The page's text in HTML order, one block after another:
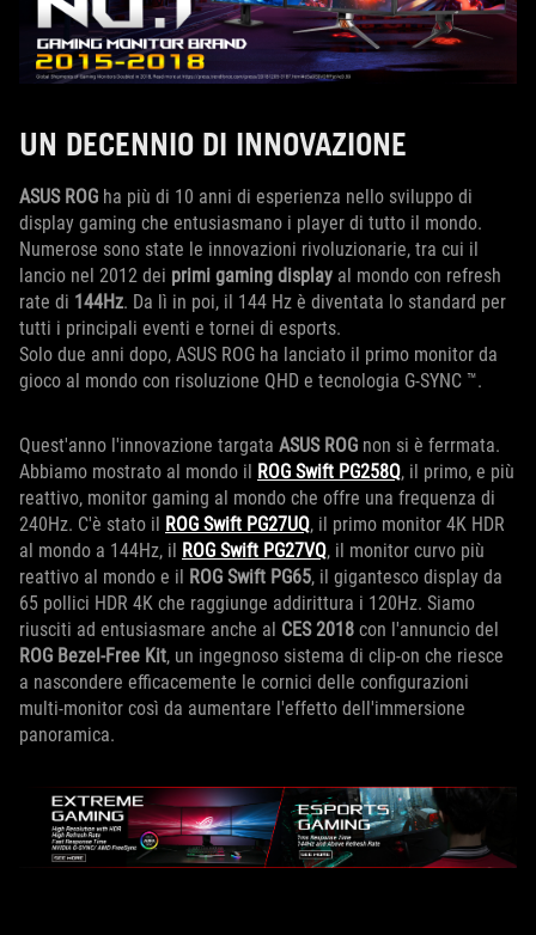
UN DECENNIO DI INNOVAZIONE
ASUS ROG ha più di 10 anni di esperienza nello sviluppo di
display gaming che entusiasmano i player di tutto il mondo.
Numerose sono state le innovazioni rivoluzionarie, tra cui il
lancio nel 2012 dei primi gaming display al mondo con refresh
rate di 144Hz. Da lì in poi, il 144 Hz è diventata lo standard per
tutti i principali eventi e tornei di esports.
Solo due anni dopo, ASUS ROG ha lanciato il primo monitor da
gioco al mondo con risoluzione QHD e tecnologia G-SYNC ™.
Quest'anno l'innovazione targata ASUS ROG non si è ferrmata.
Abbiamo mostrato al mondo il ROG Swift PG258Q, il primo, e più
reattivo, monitor gaming al mondo che offre una frequenza di
240Hz. C'è stato il ROG Swift PG27UQ, il primo monitor 4K HDR
al mondo a 144Hz, il ROG Swift PG27VQ, il monitor curvo più
reattivo al mondo e il ROG Swift PG65, il gigantesco display da
65 pollici HDR 4K che raggiunge addirittura i 120Hz. Siamo
riusciti ad entusiasmare anche al CES 2018 con l'annuncio del
ROG Bezel-Free Kit, un ingegnoso sistema di clip-on che riesce
a nascondere efficacemente le cornici delle configurazioni
multi-monitor così da aumentare l'effetto dell'immersione
panoramica.